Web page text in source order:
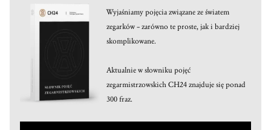
Wyjaśniamy pojęcia związane ze światem
zegarków – zarówno te proste, jak i bardziej
skomplikowane.
Aktualnie w słowniku pojęć
zegarmistrzowskich CH24 znajduje się ponad
300 fraz.